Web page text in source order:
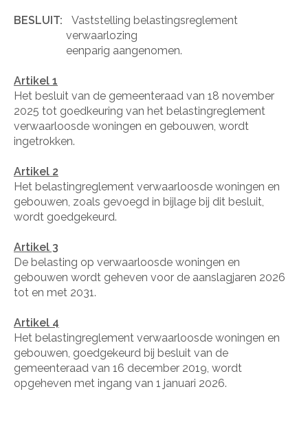
BESLUIT:
Vaststelling belastingsreglement
verwaarlozing
eenparig aangenomen.
Artikel 1
Het besluit van de gemeenteraad van 18 november
2025 tot goedkeuring van het belastingreglement
verwaarloosde woningen en gebouwen, wordt
ingetrokken.
Artikel 2
Het belastingreglement verwaarloosde woningen en
gebouwen, zoals gevoegd in bijlage bij dit besluit,
wordt goedgekeurd.
Artikel 3
De belasting op verwaarloosde woningen en
gebouwen wordt geheven voor de aanslagjaren 2026
tot en met 2031.
Artikel 4
Het belastingreglement verwaarloosde woningen en
gebouwen, goedgekeurd bij besluit van de
gemeenteraad van 16 december 2019, wordt
opgeheven met ingang van 1 januari 2026.